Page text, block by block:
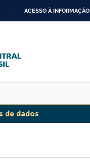
ACESSO À INFORMAÇÃO
de dados